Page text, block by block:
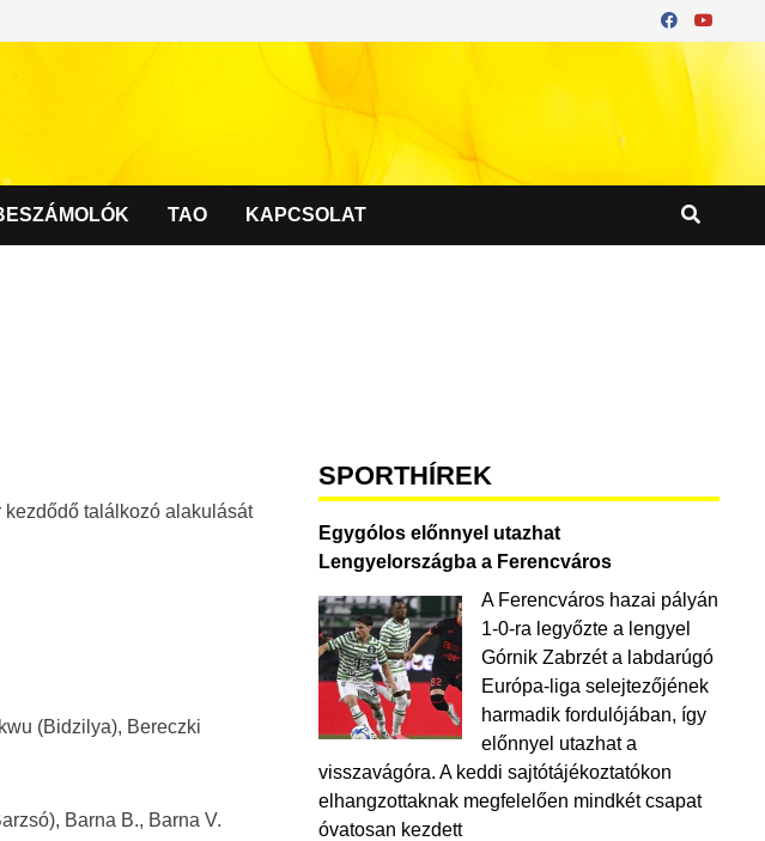
TAO KAPCSOLAT
kezdődő találkozó alakulását
(Bidzilya), Bereczki
Barna B., Barna V.
SPORTHÍREK
Egygólos előnnyel utazhat
Lengyelországba a Ferencváros
A Ferencváros hazai pályán
1-0-ra legyőzte a lengyel
Górnik Zabrzét a labdarúgó
Európa-liga selejtezőjének
harmadik fordulójában, így
előnnyel utazhat a
visszavágóra. A keddi sajtótájékoztatókon
elhangzottaknak megfelelően mindkét csapat
óvatosan kezdett